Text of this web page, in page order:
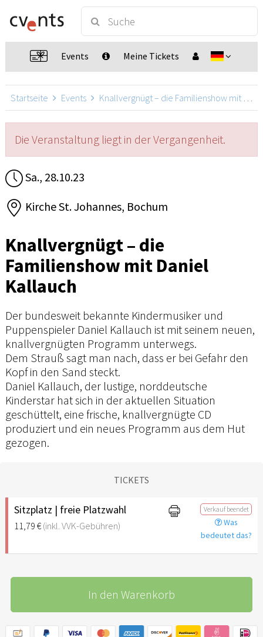
Events Meine Tickets
Startseite Events Knallvergnügt – die Familienshow mit Daniel Kallauch
Die Veranstaltung liegt in der Vergangenheit.
Sa., 28.10.23
Kirche St. Johannes, Bochum
Knallvergnügt – die
Familienshow mit Daniel
Kallauch
Der bundesweit bekannte Kindermusiker und
Puppenspieler Daniel Kallauch ist mit seinem neuen,
knallvergnügten Programm unterwegs.
Dem Strauß sagt man nach, dass er bei Gefahr den
Kopf in den Sand steckt.
Daniel Kallauch, der lustige, norddeutsche
Kinderstar hat sich in der aktuellen Situation
geschüttelt, eine frische, knallvergnügte CD
produziert und ein neues Programm aus dem Hut
gezogen.
TICKETS
Sitzplatz | freie Platzwahl
11,79 €(inkl. VVK-Gebühren)
Verkauf beendet
Was
bedeutet das?
In den Warenkorb